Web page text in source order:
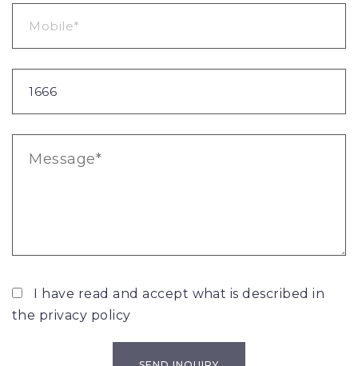
I have read and accept what is described in
the privacy policy